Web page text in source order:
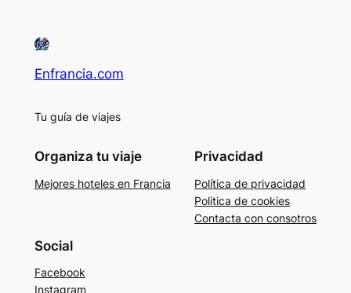
Enfrancia.com
Tu guía de viajes
Organiza tu viaje
Mejores hoteles en Francia
Privacidad
Política de privacidad
Politica de cookies
Contacta con consotros
Social
Facebook
Instagram